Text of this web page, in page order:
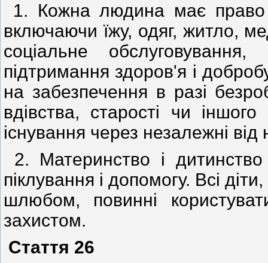
1. Кожна людина має право
включаючи їжу, одяг, житло,
соціальне
підтримання здоров'я і
на забезпечення в разі
вдівства, старості чи
існування через незалежні від
2. Материнство і
піклування і допомогу. Всі
шлюбом, повинні
захистом.
Стаття 26